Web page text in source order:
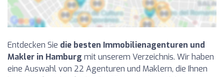
Entdecken Sie die besten Immobilienagenturen und
Makler in Hamburg mit unserem Verzeichnis. Wir haben
eine Auswahl von 22 Agenturen und Maklern, die Ihnen